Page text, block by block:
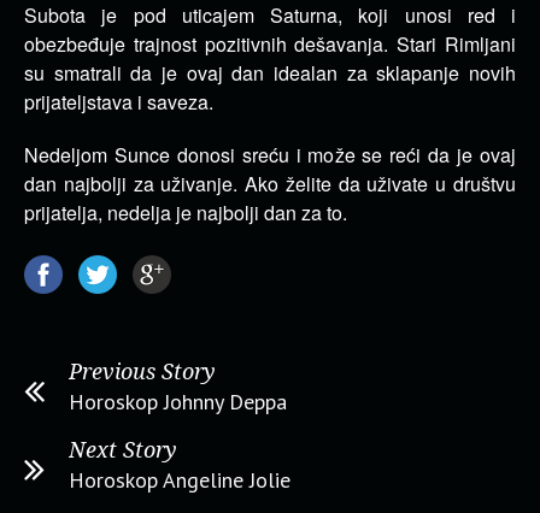
Subota je pod uticajem Saturna, koji unosi red i
obezbeđuje trajnost pozitivnih dešavanja. Stari Rimljani
su smatrali da je ovaj dan idealan za sklapanje novih
prijateljstava i saveza.
Nedeljom Sunce donosi sreću i može se reći da je ovaj
dan najbolji za uživanje. Ako želite da uživate u društvu
prijatelja, nedelja je najbolji dan za to.
Previous Story
Horoskop Johnny Deppa
Next Story
Horoskop Angeline Jolie